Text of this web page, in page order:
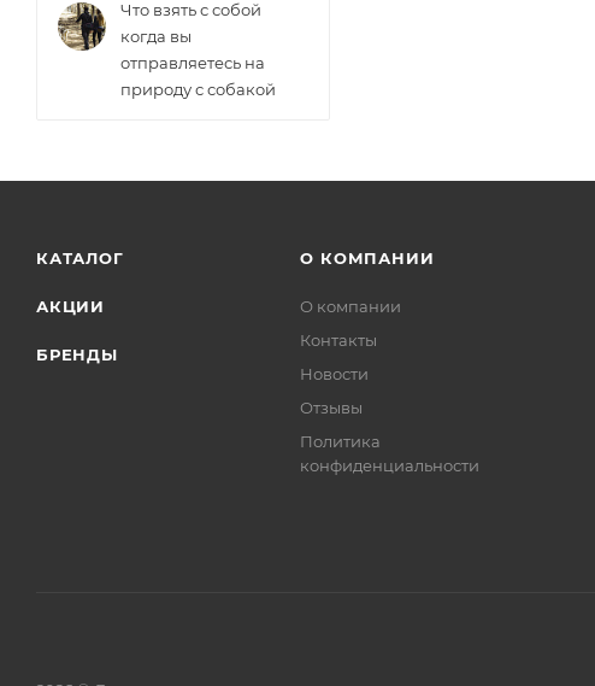
Что взять с собой
когда вы
отправляетесь на
природу с собакой
КАТАЛОГ
АКЦИИ
БРЕНДЫ
О КОМПАНИИ
О компании
Контакты
Новости
Отзывы
Политика
конфиденциальности